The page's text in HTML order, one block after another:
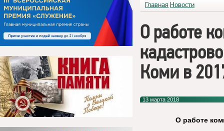
Главная Новости
О работе
Коми в
13 марта 2018
О работе